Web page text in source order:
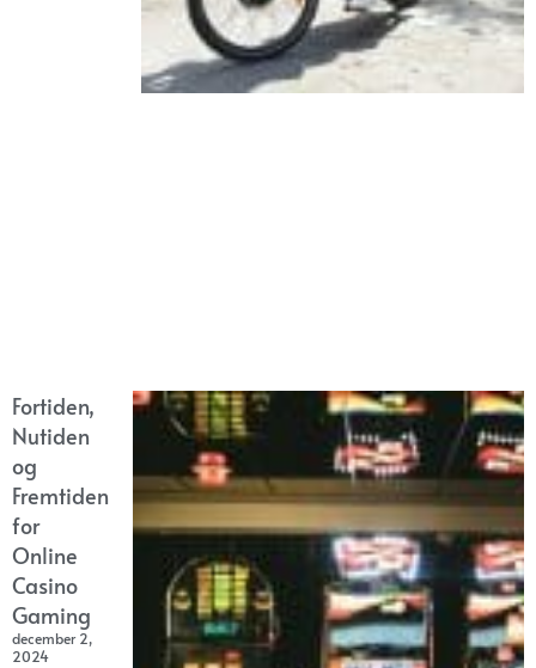
Fortiden,
Nutiden
og
Fremtiden
for
Online
Casino
Gaming
december 2,
2024